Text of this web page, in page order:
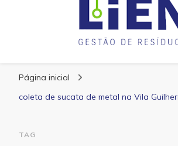
Página inicial
coleta de sucata de metal na Vila
TAG